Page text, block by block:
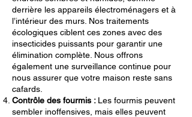
derrière les appareils électroménagers et à
l’intérieur des murs. Nos traitements
écologiques ciblent ces zones avec des
insecticides puissants pour garantir une
élimination complète. Nous offrons
également une surveillance continue pour
nous assurer que votre maison reste sans
cafards.
Contrôle des fourmis : Les fourmis peuvent
sembler inoffensives, mais elles peuvent